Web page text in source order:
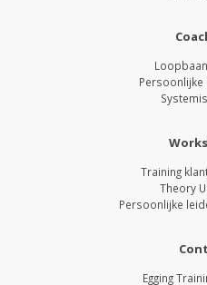
Persoonlijke
Training
Theory
Persoonlijke
Egging